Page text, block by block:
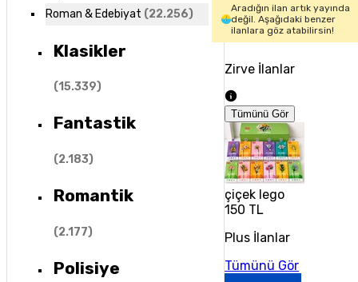
Roman & Edebiyat (22.256)
Klasikler
(15.339)
Fantastik
(2.183)
Romantik
(2.177)
Polisiye
Aradığın ilan artık yayında
değil. Aşağıdaki benzer
ilanlara göz atabilirsin!
Zirve İlanlar
Tümünü Gör
çiçek lego
150 TL
Plus İlanlar
Tümünü Gör